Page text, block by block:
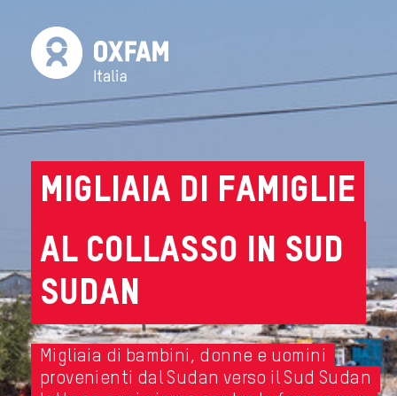
Migliaia di famiglie
al collasso in Sud
Sudan
Migliaia di bambini, donne e uomini
provenienti dal Sudan verso il Sud Sudan